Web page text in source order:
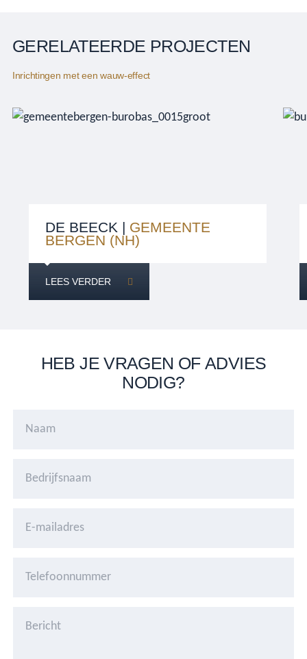
GERELATEERDE PROJECTEN
Inrichtingen met een wauw-effect
DE BEECK | GEMEENTE
BERGEN (NH)
LEES VERDER
HEB JE VRAGEN OF ADVIES
NODIG?